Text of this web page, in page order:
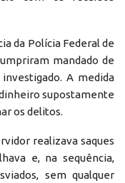
da Polícia Federal de
mandado de
A medida
supostamente
os delitos.
realizava saques
e, na sequência,
sem qualquer